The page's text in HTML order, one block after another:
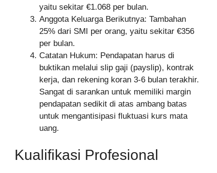
yaitu sekitar €1.068 per bulan.
Anggota Keluarga Berikutnya: Tambahan
25% dari SMI per orang, yaitu sekitar €356
per bulan.
Catatan Hukum: Pendapatan harus di
buktikan melalui slip gaji (payslip), kontrak
kerja, dan rekening koran 3-6 bulan terakhir.
Sangat di sarankan untuk memiliki margin
pendapatan sedikit di atas ambang batas
untuk mengantisipasi fluktuasi kurs mata
uang.
Kualifikasi Profesional